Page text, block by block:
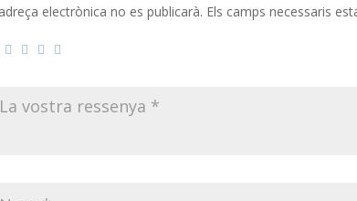
electrònica no es publicarà. Els camps necessaris